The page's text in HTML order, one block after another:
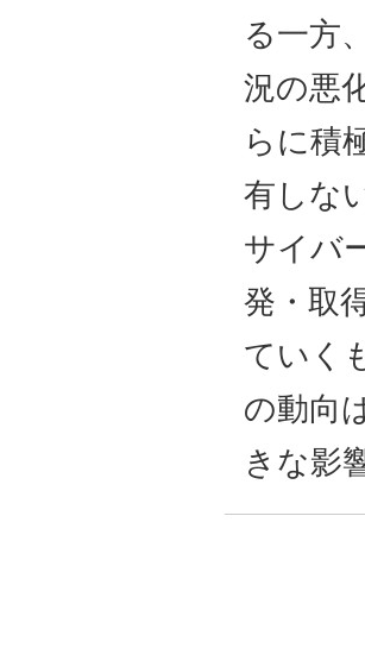
る一方
況の悪
らに積
有しな
サイバ
発・取
ていく
の動向
きな影